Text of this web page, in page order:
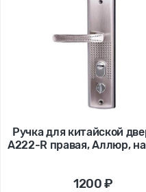
Ручка для китайской
А222-R правая, Аллюр,
1200 ₽